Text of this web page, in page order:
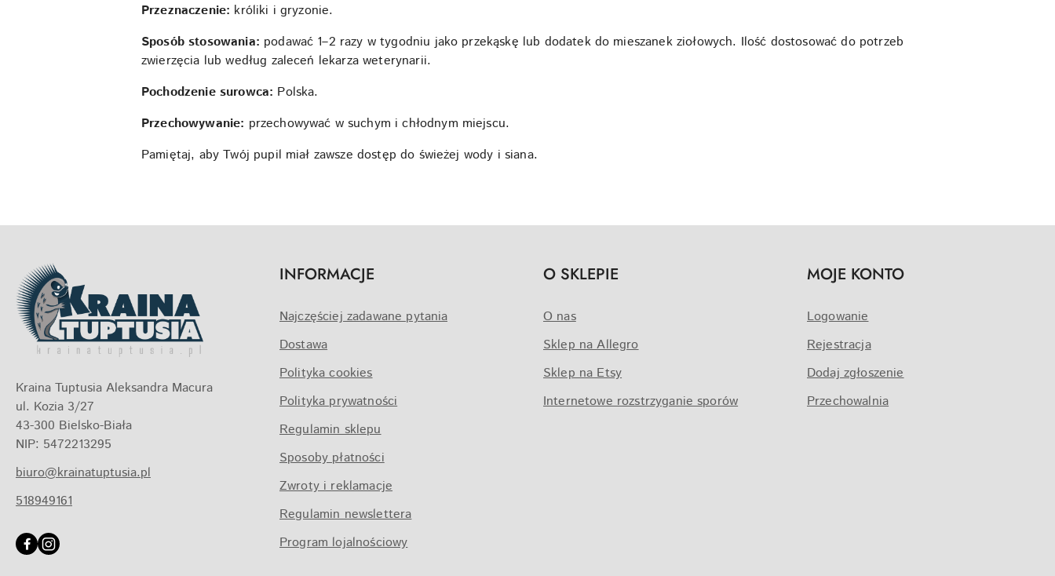
Przeznaczenie: króliki i gryzonie.
Sposób stosowania: podawać 1–2 razy w tygodniu jako przekąskę lub dodatek do mieszanek ziołowych. Ilość dostosować do potrzeb
zwierzęcia lub według zaleceń lekarza weterynarii.
Pochodzenie surowca: Polska.
Przechowywanie: przechowywać w suchym i chłodnym miejscu.
Pamiętaj, aby Twój pupil miał zawsze dostęp do świeżej wody i siana.
Kraina Tuptusia Aleksandra Macura
ul. Kozia 3/27
43-300 Bielsko-Biała
NIP: 5472213295
biuro@krainatuptusia.pl
518949161
INFORMACJE
Najczęściej zadawane pytania
Dostawa
Polityka cookies
Polityka prywatności
Regulamin sklepu
Sposoby płatności
Zwroty i reklamacje
Regulamin newslettera
Program lojalnościowy
O SKLEPIE
O nas
Sklep na Allegro
Sklep na Etsy
Internetowe rozstrzyganie sporów
MOJE KONTO
Logowanie
Rejestracja
Dodaj zgłoszenie
Przechowalnia